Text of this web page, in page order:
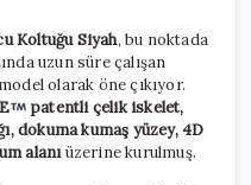
Koltuğu Siyah, bu noktada
uzun süre çalışan
olarak öne çıkıyor.
patentli çelik iskelet,
dokuma kumaş yüzey, 4D
alanıüzerine kurulmuş.